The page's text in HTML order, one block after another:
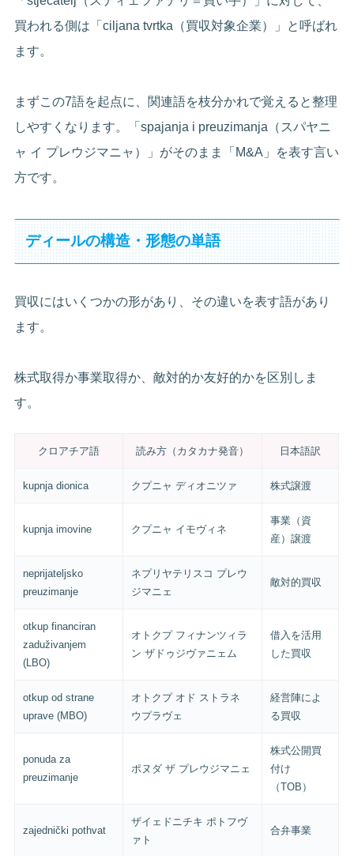
買われる側は「ciljana tvrtka（買収対象企業）」と呼ばれ
ます。
まずこの7語を起点に、関連語を枝分かれで覚えると整理
しやすくなります。「spajanja i preuzimanja（スパヤニ
ャ イ プレウジマニャ）」がそのまま「M&A」を表す言い
方です。
ディールの構造・形態の単語
買収にはいくつかの形があり、その違いを表す語があり
ます。
株式取得か事業取得か、敵対的か友好的かを区別しま
す。
クロアチア語 読み方（カタカナ発音） 日本語訳
kupnja dionica クプニャ ディオニツァ 株式譲渡
kupnja imovine クプニャ イモヴィネ
事業（資
産）譲渡
neprijateljsko
preuzimanje
ネプリヤテリスコ プレウ
ジマニェ
敵対的買収
otkup financiran
zaduživanjem
(LBO)
オトクプ フィナンツィラ
ン ザドゥジヴァニェム
借入を活用
した買収
otkup od strane
uprave (MBO)
オトクプ オド ストラネ
ウプラヴェ
経営陣によ
る買収
ponuda za
preuzimanje
ポヌダ ザ プレウジマニェ
株式公開買
付け
（TOB）
zajednički pothvat
ザイェドニチキ ポトフヴ
ァト
合弁事業